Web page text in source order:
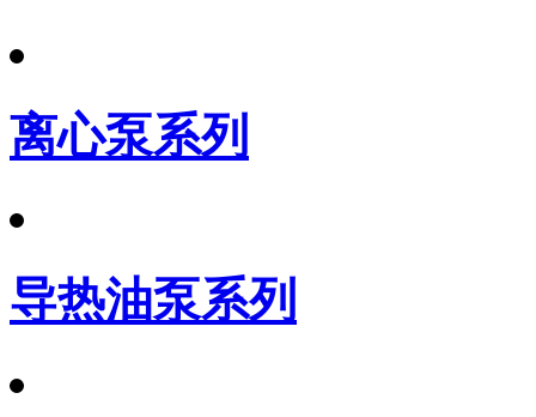
离心泵系列
导热油泵系列